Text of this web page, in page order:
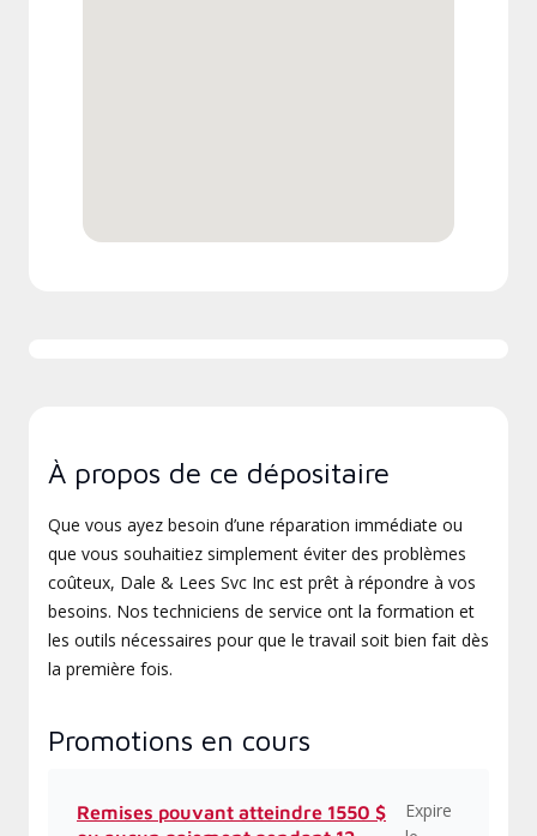
À propos de ce dépositaire
Que vous ayez besoin d’une réparation immédiate ou
que vous souhaitiez simplement éviter des problèmes
coûteux, Dale & Lees Svc Inc est prêt à répondre à vos
besoins. Nos techniciens de service ont la formation et
les outils nécessaires pour que le travail soit bien fait dès
la première fois.
Promotions en cours
Remises pouvant atteindre 1550 $
Expire